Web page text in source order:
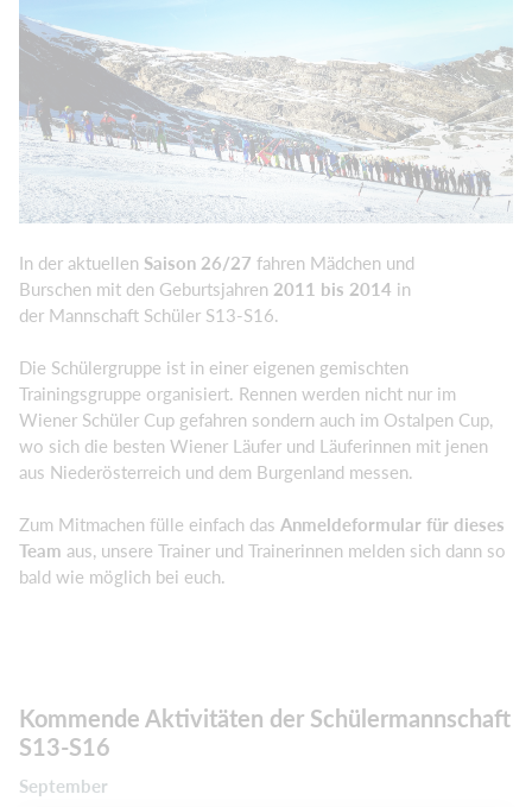
In der aktuellen Saison 26/27 fahren Mädchen und
Burschen mit den Geburtsjahren 2011 bis 2014 in
der Mannschaft Schüler S13-S16.
Die Schülergruppe ist in einer eigenen gemischten
Trainingsgruppe organisiert. Rennen werden nicht nur im
Wiener Schüler Cup gefahren sondern auch im Ostalpen Cup,
wo sich die besten Wiener Läufer und Läuferinnen mit jenen
aus Niederösterreich und dem Burgenland messen.
Zum Mitmachen fülle einfach das Anmeldeformular für dieses
Team aus, unsere Trainer und Trainerinnen melden sich dann so
bald wie möglich bei euch.
Kommende Aktivitäten der Schülermannschaft
S13-S16
September